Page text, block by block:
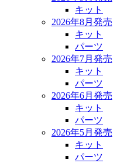
キット
2026年8月発売
キット
パーツ
2026年7月発売
キット
パーツ
2026年6月発売
キット
パーツ
2026年5月発売
キット
パーツ